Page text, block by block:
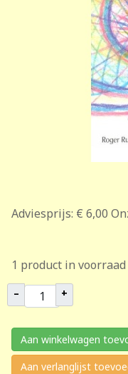
Adviesprijs: € 6,00
1 product in voorraad
– +
Aan winkelwagen
Aan verlanglijst